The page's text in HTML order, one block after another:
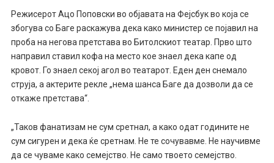
Режисерот Ацо Поповски во објавата на Фејсбук во која се
збогува со Баге раскажува дека како министер се појавил на
проба на негова претстава во Битолскиот театар. Прво што
направил ставил кофа на место кое знаел дека капе од
кровот. Го знаел секој агол во театарот. Еден ден снемало
струја, а актерите рекле „нема шанса Баге да дозволи да се
откаже претстава“.
„Таков фанатизам не сум сретнал, а како одат годините не
сум сигурен и дека ќе сретнам. Не те сочувавме. Не научивме
да се чуваме како семејство. Не само твоето семејство.